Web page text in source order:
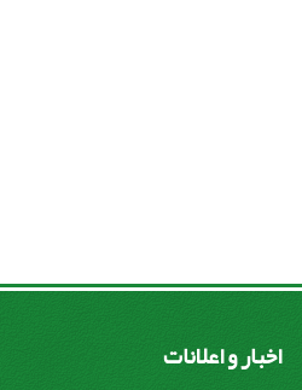
اخبار و اعلانات